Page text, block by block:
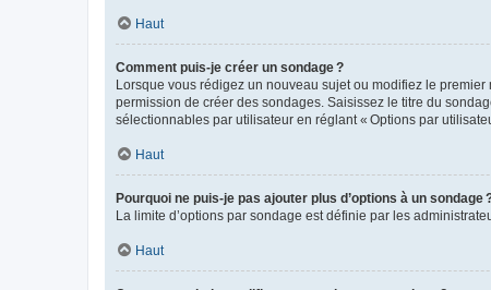
Haut
Comment puis-je créer un sondage ?
Lorsque vous rédigez un nouveau sujet ou modifiez le premier
permission de créer des sondages. Saisissez le titre du
sélectionnables par utilisateur en réglant « Options par
Haut
Pourquoi ne puis-je pas ajouter plus d’options à un sondage
La limite d’options par sondage est définie par les
Haut